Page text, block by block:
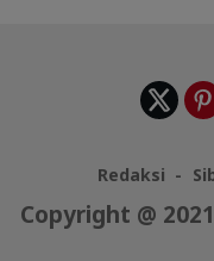
Redaksi
Copyright @